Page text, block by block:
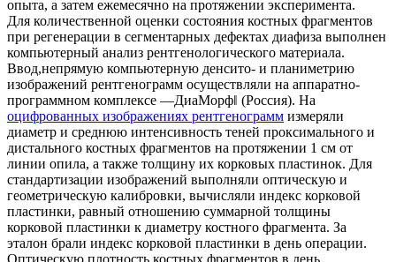
опыта, а затем ежемесячно на протяжении эксперимента.
Для количественной оценки состояния костных фрагментов
при регенерации в сегментарных дефектах диафиза выполнен
компьютерный анализ рентгенологического материала.
Ввод,непрямую компьютерную денсито- и планиметрию
изображений рентгенограмм осуществляли на аппаратно-
программном комплексе ―ДиаМорф‖ (Россия). На
оцифрованных изображениях рентгенограмм измеряли
диаметр и среднюю интенсивность теней проксимального и
дистального костных фрагментов на протяжении 1 см от
линии опила, а также толщину их корковых пластинок. Для
стандартизации изображений выполняли оптическую и
геометрическую калибровки, вычисляли индекс корковой
пластинки, равный отношению суммарной толщины
корковой пластинки к диаметру костного фрагмента. За
эталон брали индекс корковой пластинки в день операции.